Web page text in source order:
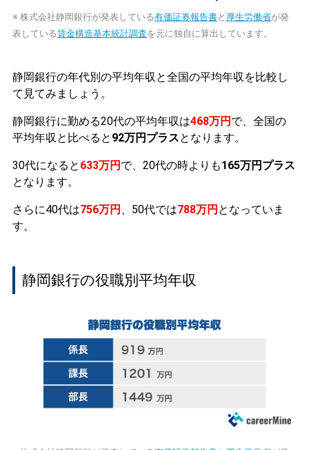
※ 株式会社静岡銀行が発表している有価証券報告書と 厚生労働省が発
表している賃金構造基本統計調査を元に独自に算出しています。
静岡銀行の年代別の平均年収と全国の平均年収を比較し
て見てみましょう。
静岡銀行に勤める20代の平均年収は468万円 で、全国の
平均年収と比べると 92万円プラスとなります。
30代になると 633万円 で、20代の時よりも165万円プラス
となります。
さらに40代は756万円 、50代では788万円 となっていま
す。
静岡銀行の役職別平均年収